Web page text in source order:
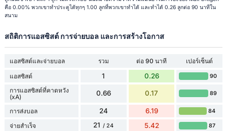
คือ 0.00% พวกเขาทำประตูได้ทุกๆ 1.00 ลูกที่พวกเขาทำได้ และทำได้ 0.26 ลูกต่อ 90 นาทีใน
สนาม
สถิติการแอสซิสต์ การจ่ายบอล และการสร้างโอกาส
แอสซิสต์และจ่ายบอล รวม ต่อ 90 นาที
เปอร์เซ็นต์
แอสซิสต์
1 0.26 90
การแอสซิสต์ที่คาดหวัง
(xA)
0.66 0.17 89
การส่งบอล 24 6.19 84
จ่ายสำเร็จ 21 / 24 5.42 87